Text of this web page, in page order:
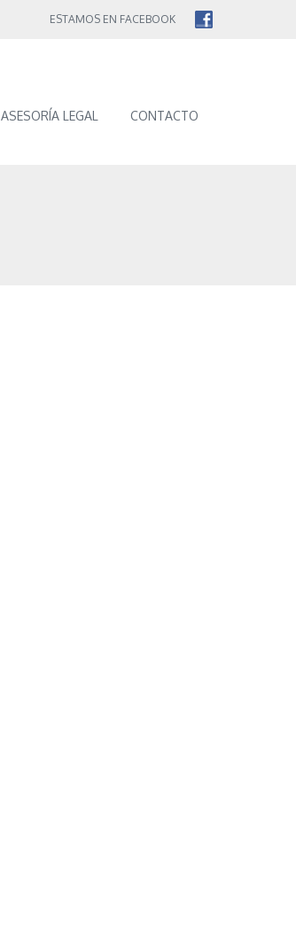
ASESORÍA LEGAL CONTACTO
ESTAMOS EN FACEBOOK